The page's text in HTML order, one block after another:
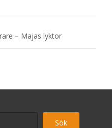
– Majas lyktor
Sök